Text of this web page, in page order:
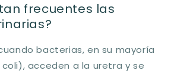
frecuentes las
bacterias, en su mayoría
coli), acceden a la uretra y se